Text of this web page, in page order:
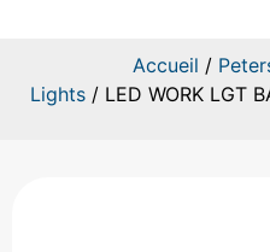
Accueil /
Lights / LED WORK LGT